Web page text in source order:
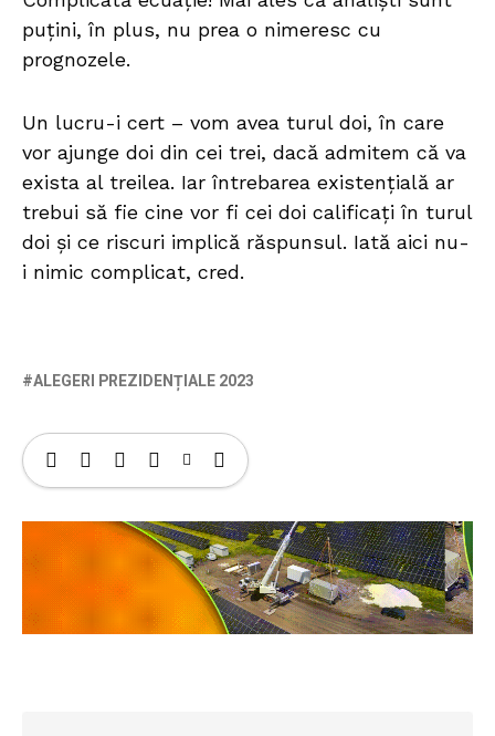
puțini, în plus, nu prea o nimeresc cu
prognozele.
Un lucru-i cert – vom avea turul doi, în care
vor ajunge doi din cei trei, dacă admitem că va
exista al treilea. Iar întrebarea existențială ar
trebui să fie cine vor fi cei doi calificați în turul
doi și ce riscuri implică răspunsul. Iată aici nu-
i nimic complicat, cred.
ALEGERI PREZIDENȚIALE 2023